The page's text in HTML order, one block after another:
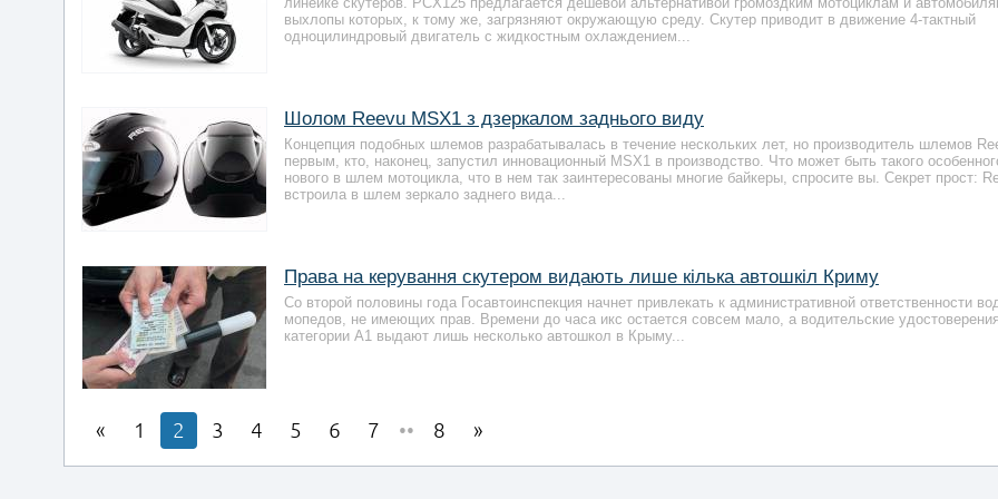
выхлопы которых, к тому же, загрязняют окружающую среду. Скутер приводит в движение 4-тактный
одноцилиндровый двигатель с жидкостным охлаждением...
Шолом Reevu MSX1 з дзеркалом заднього виду
Концепция подобных шлемов разрабатывалась в течение нескольких лет, но производитель шлемов
первым, кто, наконец, запустил инновационный MSX1 в производство. Что может быть такого
нового в шлем мотоцикла, что в нем так заинтересованы многие байкеры, спросите вы. Секрет прост:
встроила в шлем зеркало заднего вида...
Права на керування скутером видають лише кілька автошкіл Криму
Со второй половины года Госавтоинспекция начнет привлекать к административной ответственности
мопедов, не имеющих прав. Времени до часа икс остается совсем мало, а водительские
категории А1 выдают лишь несколько автошкол в Крыму...
1 2 3 4 5 6 7 •• 8